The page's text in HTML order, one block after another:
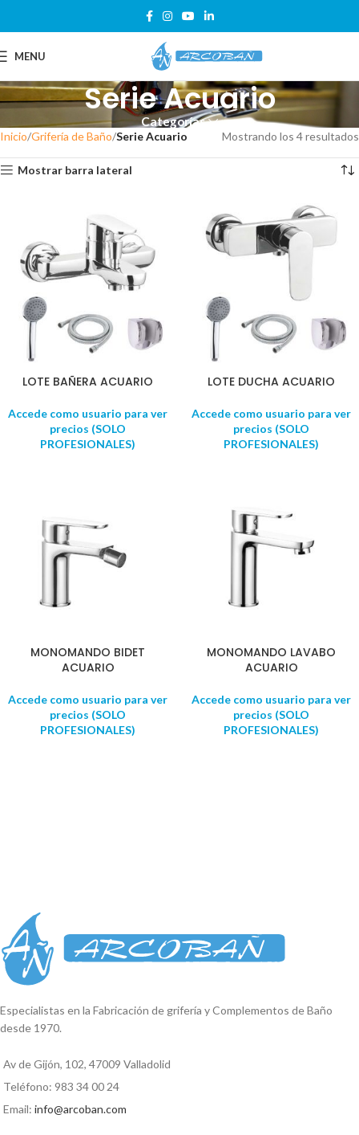
MENU
Serie Acuario
Categorías
Inicio Grifería de Baño Serie Acuario Mostrando los 4 resultados
Mostrar barra lateral
LOTE BAÑERA ACUARIO
Accede como usuario para ver
precios (SOLO
PROFESIONALES)
LOTE DUCHA ACUARIO
Accede como usuario para ver
precios (SOLO
PROFESIONALES)
MONOMANDO BIDET
ACUARIO
Accede como usuario para ver
precios (SOLO
PROFESIONALES)
MONOMANDO LAVABO
ACUARIO
Accede como usuario para ver
precios (SOLO
PROFESIONALES)
Especialistas en la Fabricación de grifería y Complementos de Baño
desde 1970.
Av de Gijón, 102, 47009 Valladolid
Teléfono: 983 34 00 24
Email: info@arcoban.com